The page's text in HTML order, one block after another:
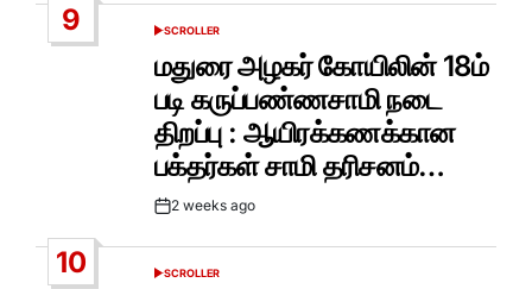
9
POSTED
SCROLLER
மதுரை அழகர் கோயிலின் 18ம்
படி கருப்பண்ணசாமி நடை
திறப்பு : ஆயிரக்கணக்கான
பக்தர்கள் சாமி தரிசனம்…
Post2 weeks ago
10
POSTED
SCROLLER